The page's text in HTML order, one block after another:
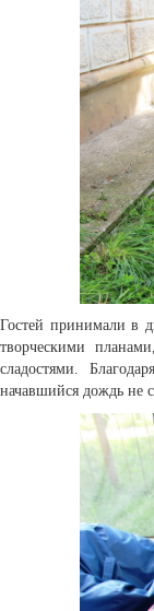
Гостей принимали в
творческими
сладостями.
начавшийся дождь не